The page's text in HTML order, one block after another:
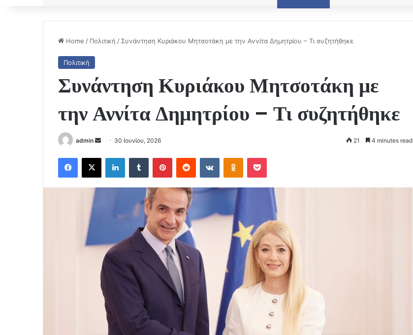
Home / Πολιτική / Συνάντηση Κυριάκου Μητσοτάκη με την Αννίτα Δημητρίου – Τι συζητήθηκε
Πολιτική
Συνάντηση Κυριάκου Μητσοτάκη με
την Αννίτα Δημητρίου – Τι συζητήθηκε
admin
Send
email
30 Ιουνίου, 2026 21 4 minutes read
Facebook
X LinkedInTumblr PinterestReddit VKontakteOdnoklassniki
Pocket